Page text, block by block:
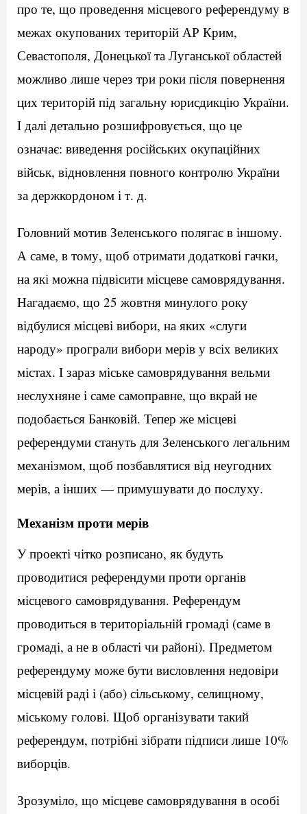
про те, що проведення місцевого референдуму в
межах окупованих територій АР Крим,
Севастополя, Донецької та Луганської областей
можливо лише через три роки після повернення
цих територій під загальну юрисдикцію України.
І далі детально розшифровується, що це
означає: виведення російських окупаційних
військ, відновлення повного контролю України
за держкордоном і т. д.
Головний мотив Зеленського полягає в іншому.
А саме, в тому, щоб отримати додаткові гачки,
на які можна підвісити місцеве самоврядування.
Нагадаємо, що 25 жовтня минулого року
відбулися місцеві вибори, на яких «слуги
народу» програли вибори мерів у всіх великих
містах. І зараз міське самоврядування вельми
неслухняне і саме самоправне, що вкрай не
подобається Банковій. Тепер же місцеві
референдуми стануть для Зеленського легальним
механізмом, щоб позбавлятися від неугодних
мерів, а інших — примушувати до послуху.
Механізм проти мерів
У проекті чітко розписано, як будуть
проводитися референдуми проти органів
місцевого самоврядування. Референдум
проводиться в територіальній громаді (саме в
громаді, а не в області чи районі). Предметом
референдуму може бути висловлення недовіри
місцевій раді і (або) сільському, селищному,
міському голові. Щоб організувати такий
референдум, потрібні зібрати підписи лише 10%
виборців.
Зрозуміло, що місцеве самоврядування в особі